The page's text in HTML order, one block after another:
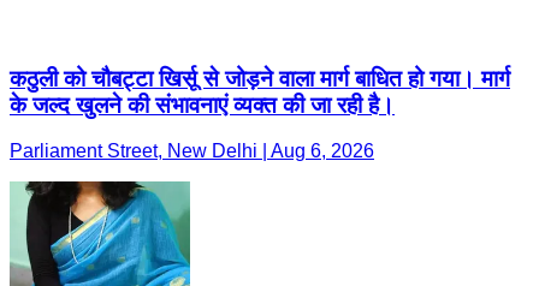
कठुली को चौबट्टा खिर्सू से जोड़ने वाला मार्ग बाधित हो गया। मार्ग
के जल्द खुलने की संभावनाएं व्यक्त की जा रही है।
Parliament Street, New Delhi | Aug 6, 2026